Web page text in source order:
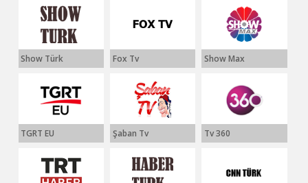
Show Türk Fox Tv Show Max
TGRT EU Şaban Tv Tv 360